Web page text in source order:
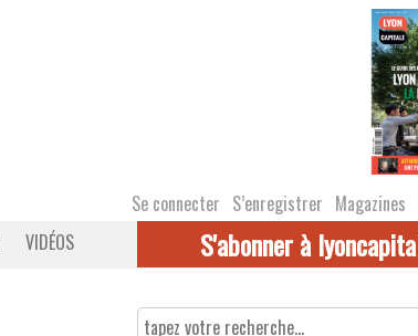
Se connecter S’enregistrer Magazines
VIDÉOS S'abonner à